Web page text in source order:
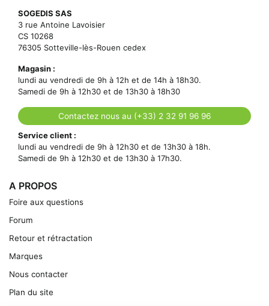
SOGEDIS SAS
3 rue Antoine Lavoisier
CS 10268
76305 Sotteville-lès-Rouen cedex
Magasin :
lundi au vendredi de 9h à 12h et de 14h à 18h30.
Samedi de 9h à 12h30 et de 13h30 à 18h30
Contactez nous au (+33) 2 32 91 96 96
Service client :
lundi au vendredi de 9h à 12h30 et de 13h30 à 18h.
Samedi de 9h à 12h30 et de 13h30 à 17h30.
A PROPOS
Foire aux questions
Forum
Retour et rétractation
Marques
Nous contacter
Plan du site